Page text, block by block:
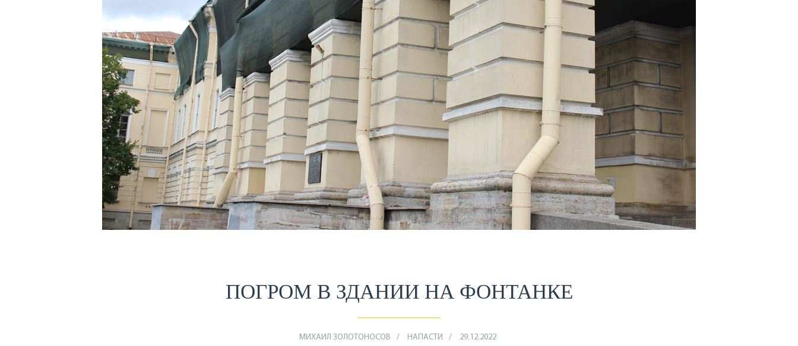
ПОГРОМ В ЗДАНИИ НА ФОНТАНКЕ
МИХАИЛ ЗОЛОТОНОСОВ НАПАСТИ 29.12.2022